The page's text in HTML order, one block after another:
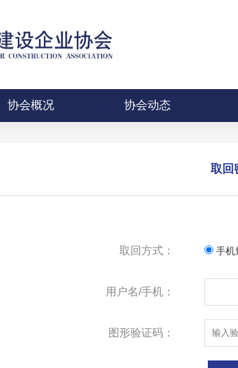
协会概况 协会动态
取回
取回方式： 手机
用户名/手机：
图形验证码：